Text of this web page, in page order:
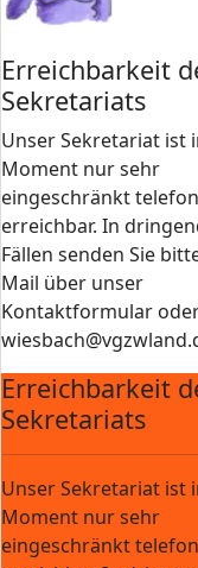
Erreichbarkeit
Sekretariats
Unser Sekretariat ist
Moment nur sehr
eingeschränkt
erreichbar. In
Fällen senden Sie
Mail über unser
Kontaktformular
Erreichbarkeit
Sekretariats
Unser Sekretariat ist
Moment nur sehr
eingeschränkt